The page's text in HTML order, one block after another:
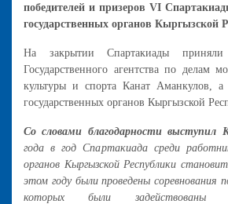
победителей и призеров VI
государственных органов Кыргызской
На закрытии Спартакиады приняли
Государственного агентства по делам
культуры и спорта Канат Аманкулов, а
государственных органов Кыргызской
Со словами благодарности выступил
года в год Спартакиада среди
органов Кыргызской Республики
этом году были проведены соревнования
которых были задействованы